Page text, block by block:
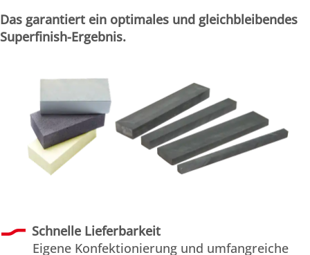
Das garantiert ein optimales und gleichbleibendes
Superfinish-Ergebnis.
Schnelle Lieferbarkeit
Eigene Konfektionierung und umfangreiche